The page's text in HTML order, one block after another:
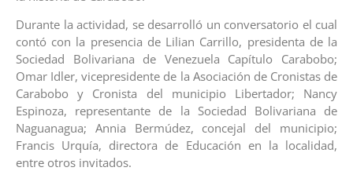
Durante la actividad, se desarrolló un conversatorio el cual
contó con la presencia de Lilian Carrillo, presidenta de la
Sociedad Bolivariana de Venezuela Capítulo Carabobo;
Omar Idler, vicepresidente de la Asociación de Cronistas de
Carabobo y Cronista del municipio Libertador; Nancy
Espinoza, representante de la Sociedad Bolivariana de
Naguanagua; Annia Bermúdez, concejal del municipio;
Francis Urquía, directora de Educación en la localidad,
entre otros invitados.